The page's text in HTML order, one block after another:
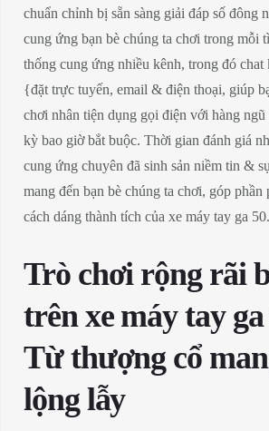
chuẩn chỉnh bị sẵn sàng giải đáp số đông
cung ứng bạn bè chúng ta chơi trong mỗi
thống cung ứng nhiều kênh, trong đó
{đặt trực tuyến, email & điện thoại, giúp
chơi nhân tiện dụng gọi điện với hàng
kỳ bao giờ bắt buộc. Thời gian đánh giá
cung ứng chuyên đã sinh sản niềm tin &
mang đến bạn bè chúng ta chơi, góp phần
cách dáng thành tích của xe máy tay ga 50.
Trò chơi rộng rãi
trên xe máy tay ga
Từ thượng cổ
lộng lẫy